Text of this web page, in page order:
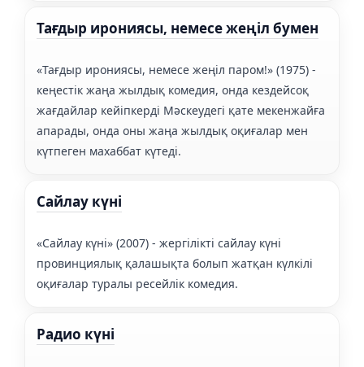
Тағдыр ирониясы, немесе жеңіл бумен
«Тағдыр ирониясы, немесе жеңіл паром!» (1975) -
кеңестік жаңа жылдық комедия, онда кездейсоқ
жағдайлар кейіпкерді Мәскеудегі қате мекенжайға
апарады, онда оны жаңа жылдық оқиғалар мен
күтпеген махаббат күтеді.
Сайлау күні
«Сайлау күні» (2007) - жергілікті сайлау күні
провинциялық қалашықта болып жатқан күлкілі
оқиғалар туралы ресейлік комедия.
Радио күні